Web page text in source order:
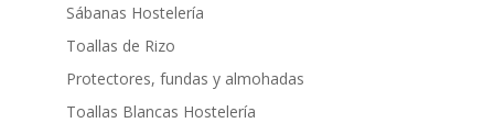
Sábanas Hostelería
Toallas de Rizo
Protectores, fundas y almohadas
Toallas Blancas Hostelería